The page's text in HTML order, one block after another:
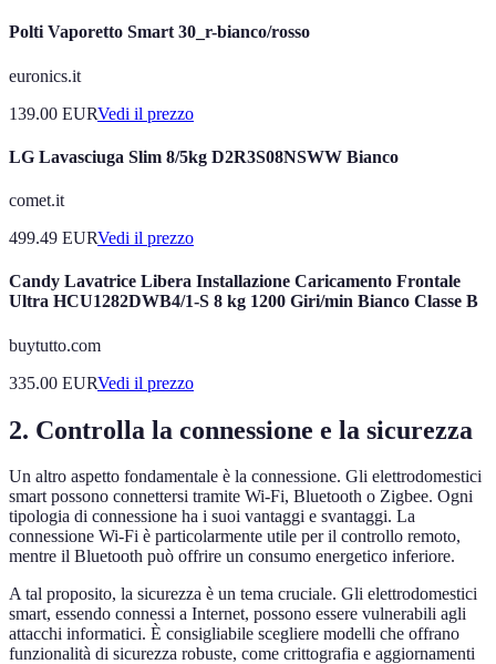
Polti Vaporetto Smart 30_r-bianco/rosso
euronics.it
139.00 EURVedi il prezzo
LG Lavasciuga Slim 8/5kg D2R3S08NSWW Bianco
comet.it
499.49 EURVedi il prezzo
Candy Lavatrice Libera Installazione Caricamento Frontale
Ultra HCU1282DWB4/1-S 8 kg 1200 Giri/min Bianco Classe B
buytutto.com
335.00 EURVedi il prezzo
2. Controlla la connessione e la sicurezza
Un altro aspetto fondamentale è la connessione. Gli elettrodomestici
smart possono connettersi tramite Wi-Fi, Bluetooth o Zigbee. Ogni
tipologia di connessione ha i suoi vantaggi e svantaggi. La
connessione Wi-Fi è particolarmente utile per il controllo remoto,
mentre il Bluetooth può offrire un consumo energetico inferiore.
A tal proposito, la sicurezza è un tema cruciale. Gli elettrodomestici
smart, essendo connessi a Internet, possono essere vulnerabili agli
attacchi informatici. È consigliabile scegliere modelli che offrano
funzionalità di sicurezza robuste, come crittografia e aggiornamenti